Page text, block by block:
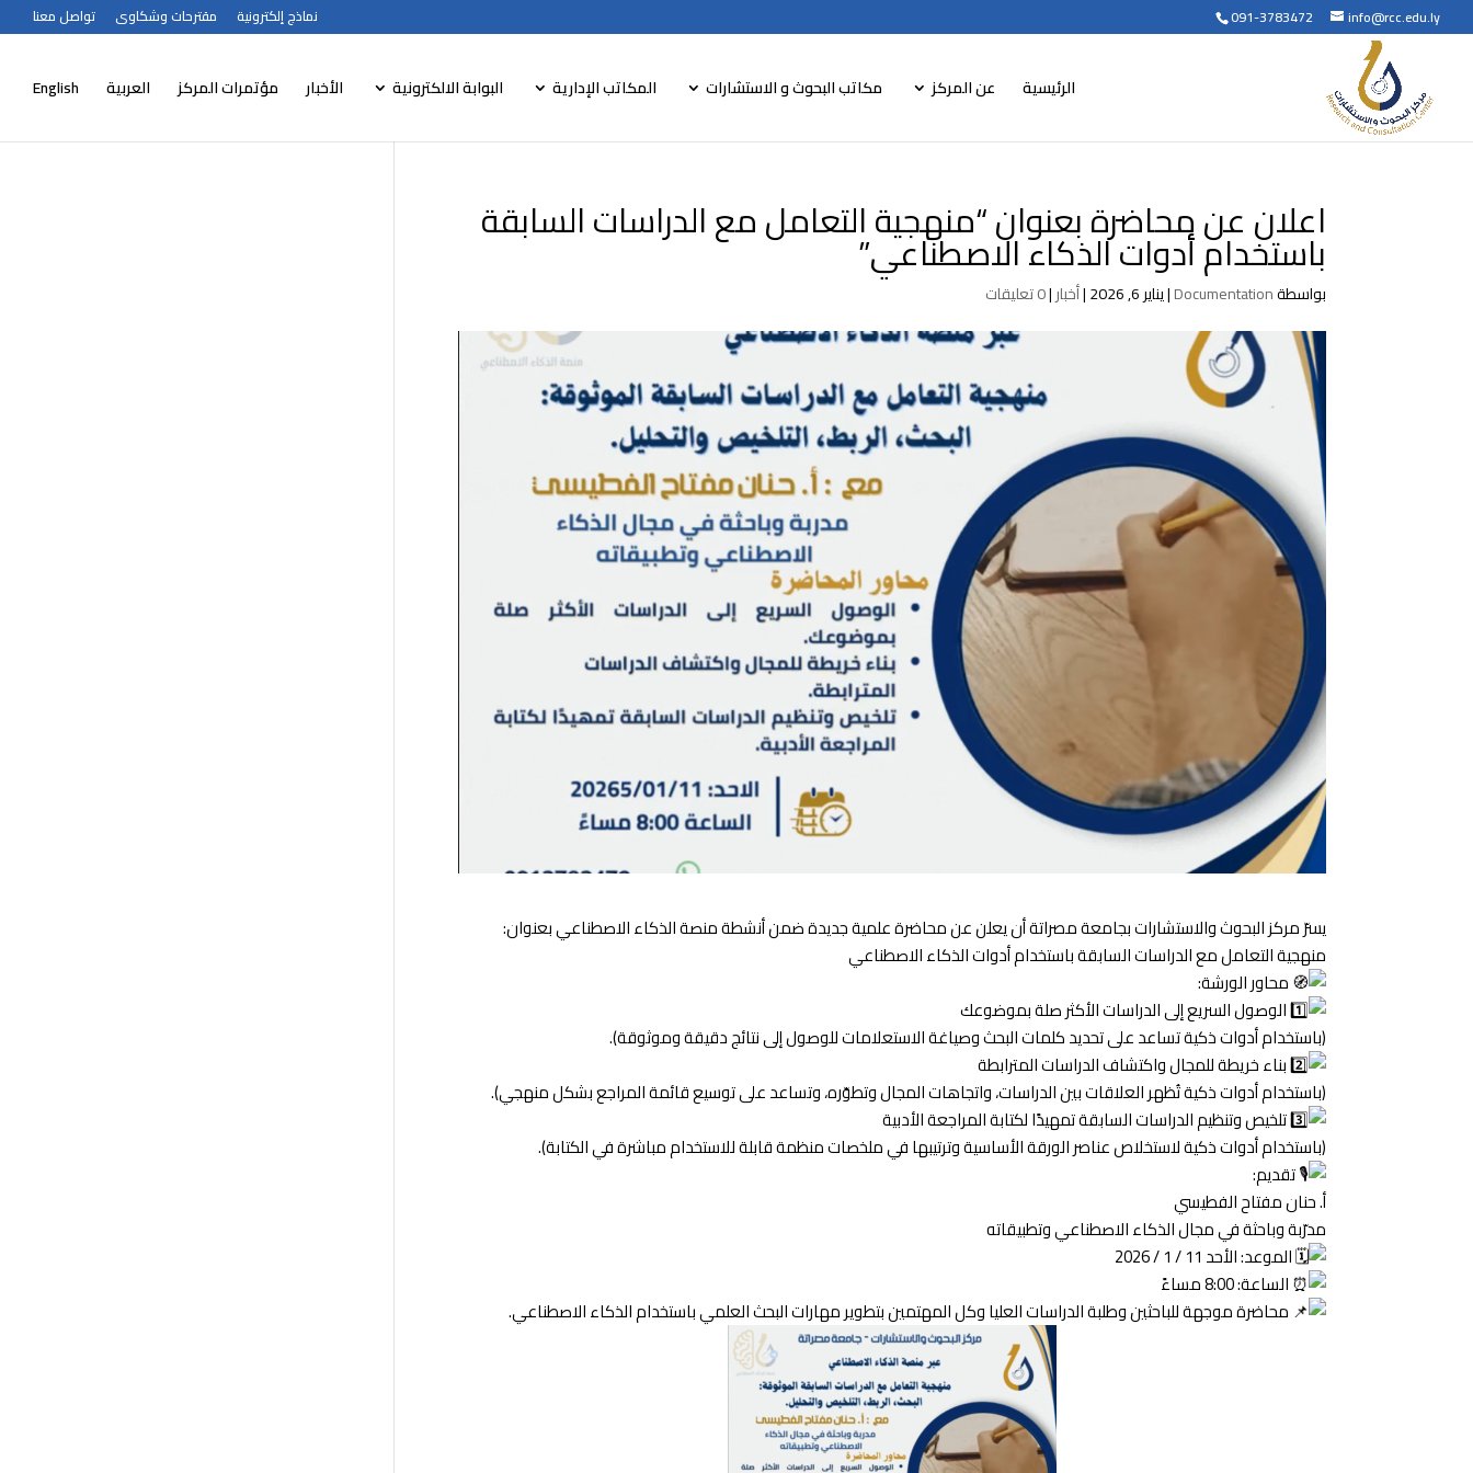
091-3783472 info@rcc.edu.ly نماذج إلكترونية مقترحات وشكاوى تواصل معنا
الرئيسية عن المركز مكاتب البحوث و الاستشارات المكاتب الإدارية البوابة الالكترونية الأخبار مؤتمرات المركز العربية English
اعلان عن محاضرة بعنوان “منهجية التعامل مع الدراسات السابقة
باستخدام أدوات الذكاء الاصطناعي”
بواسطةDocumentation
|يناير 6, 2026 |أخبار|0 تعليقات
يسرّ مركز البحوث والاستشارات بجامعة مصراتة أن يعلن عن محاضرة علمية جديدة ضمن أنشطة منصة الذكاء الاصطناعي بعنوان:
منهجية التعامل مع الدراسات السابقة باستخدام أدوات الذكاء الاصطناعي
محاور الورشة:
الوصول السريع إلى الدراسات الأكثر صلة بموضوعك
(باستخدام أدوات ذكية تساعد على تحديد كلمات البحث وصياغة الاستعلامات للوصول إلى نتائج دقيقة وموثوقة).
بناء خريطة للمجال واكتشاف الدراسات المترابطة
(باستخدام أدوات ذكية تُظهر العلاقات بين الدراسات، واتجاهات المجال وتطوّره، وتساعد على توسيع قائمة المراجع بشكل منهجي).
تلخيص وتنظيم الدراسات السابقة تمهيدًا لكتابة المراجعة الأدبية
(باستخدام أدوات ذكية لاستخلاص عناصر الورقة الأساسية وترتيبها في ملخصات منظمة قابلة للاستخدام مباشرة في الكتابة).
تقديم:
أ. حنان مفتاح الفطيسي
مدرّبة وباحثة في مجال الذكاء الاصطناعي وتطبيقاته
الموعد: الأحد 11 / 1 / 2026
الساعة: 8:00 مساءً
محاضرة موجهة للباحثين وطلبة الدراسات العليا وكل المهتمين بتطوير مهارات البحث العلمي باستخدام الذكاء الاصطناعي.